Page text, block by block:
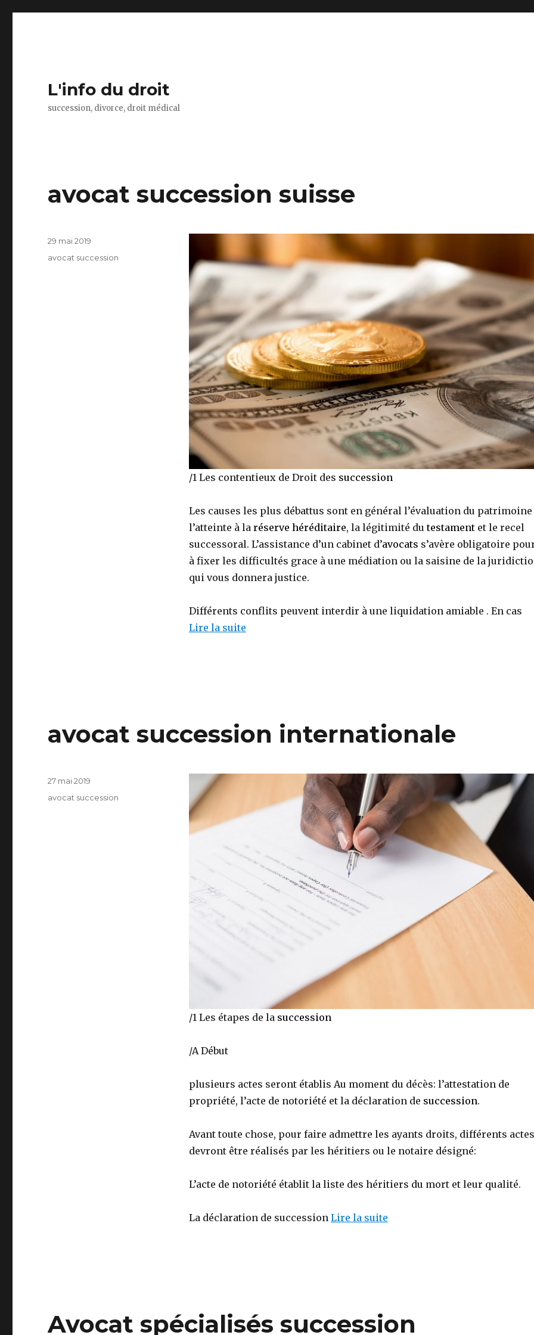
L'info du droit
succession, divorce, droit médical
avocat succession suisse
/1 Les contentieux de Droit des succession
Les causes les plus débattus sont en général l’évaluation du patrimoine
l’atteinte à la réserve héréditaire, la légitimité dutestamentet le recel
successoral. L’assistance d’un cabinet d’avocats s’avère obligatoire
à fixer les difficultés grace à une médiation ou la saisine de la
qui vous donnera justice.
Différents conflits peuvent interdir à une liquidation amiable . En cas
Lire la suite
Publié
29 mai 2019
Catégories
avocat succession
avocat succession internationale
/1 Les étapes de la succession
/A Début
plusieurs actes seront établis Au moment du décès: l’attestation de
propriété, l’acte de notoriété et la déclaration de succession.
Avant toute chose, pour faire admettre les ayants droits, différents actes
devront être réalisés par les héritiers ou le notaire désigné:
L’acte de notoriété établit la liste des héritiers du mort et leur qualité.
La déclaration de succession Lire la suite
Publié
27 mai 2019
Catégories
avocat succession
Avocat spécialisés succession